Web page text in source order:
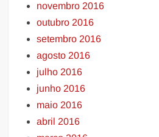
novembro 2016
outubro 2016
setembro 2016
agosto 2016
julho 2016
junho 2016
maio 2016
abril 2016